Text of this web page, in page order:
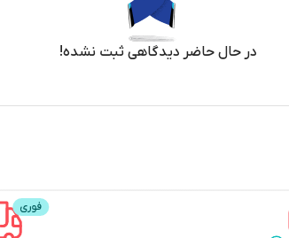
در حال حاضر دیدگاهی ثبت نشده!